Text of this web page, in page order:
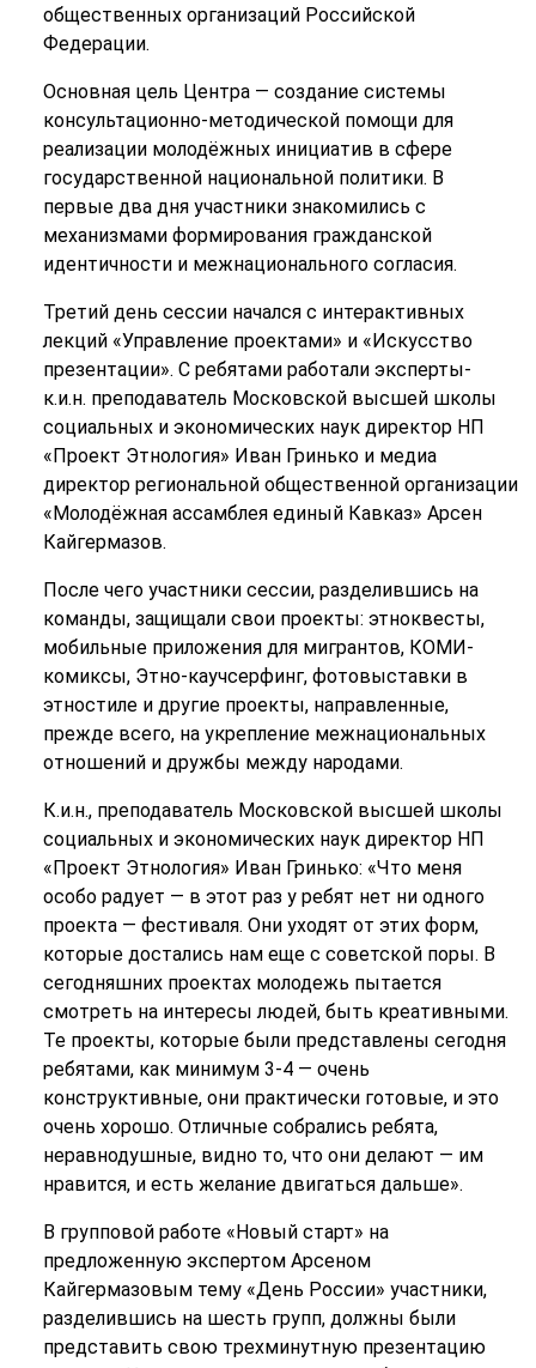
общественных организаций Российской
Федерации.
Основная цель Центра — создание системы
консультационно-методической помощи для
реализации молодёжных инициатив в сфере
государственной национальной политики. В
первые два дня участники знакомились с
механизмами формирования гражданской
идентичности и межнационального согласия.
Третий день сессии начался с интерактивных
лекций «Управление проектами» и «Искусство
презентации». С ребятами работали эксперты-
к.и.н. преподаватель Московской высшей школы
социальных и экономических наук директор НП
«Проект Этнология» Иван Гринько и медиа
директор региональной общественной организации
«Молодёжная ассамблея единый Кавказ» Арсен
Кайгермазов.
После чего участники сессии, разделившись на
команды, защищали свои проекты: этноквесты,
мобильные приложения для мигрантов, КОМИ-
комиксы, Этно-каучсерфинг, фотовыставки в
этностиле и другие проекты, направленные,
прежде всего, на укрепление межнациональных
отношений и дружбы между народами.
К.и.н., преподаватель Московской высшей школы
социальных и экономических наук директор НП
«Проект Этнология» Иван Гринько: «Что меня
особо радует — в этот раз у ребят нет ни одного
проекта — фестиваля. Они уходят от этих форм,
которые достались нам еще с советской поры. В
сегодняшних проектах молодежь пытается
смотреть на интересы людей, быть креативными.
Те проекты, которые были представлены сегодня
ребятами, как минимум 3-4 — очень
конструктивные, они практически готовые, и это
очень хорошо. Отличные собрались ребята,
неравнодушные, видно то, что они делают — им
нравится, и есть желание двигаться дальше».
В групповой работе «Новый старт» на
предложенную экспертом Арсеном
Кайгермазовым тему «День России» участники,
разделившись на шесть групп, должны были
представить свою трехминутную презентацию